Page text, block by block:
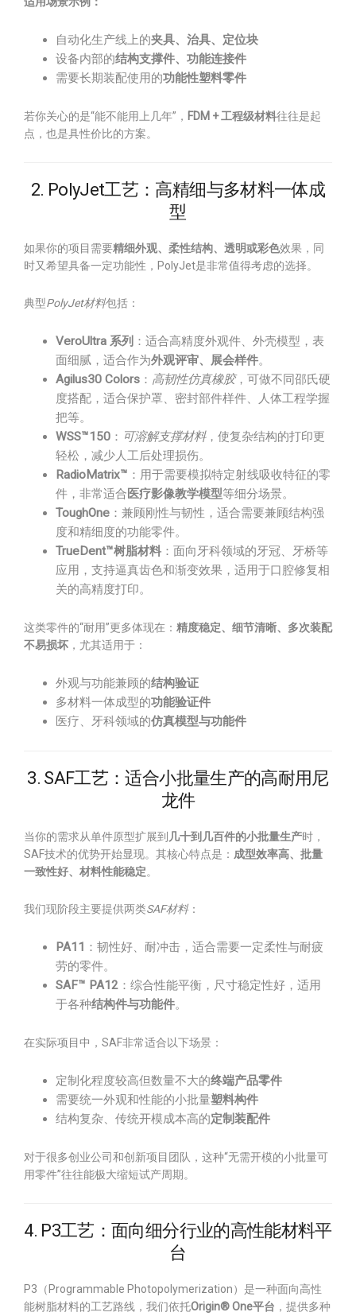
自动化生产线上的夹具、治具、定位块
设备内部的结构支撑件、功能连接件
需要长期装配使用的功能性塑料零件
若你关心的是“能不能用上几年”， FDM + 工程级材料往往是起
点，也是具性价比的方案。
2. PolyJet工艺：高精细与多材料一体成
型
如果你的项目需要精细外观、柔性结构、透明或彩色效果，同
时又希望具备一定功能性，PolyJet是非常值得考虑的选择。
典型PolyJet材料包括：
VeroUltra 系列 ：适合高精度外观件、外壳模型，表
面细腻，适合作为外观评审、展会样件。
Agilus30 Colors ： 高韧性仿真橡胶，可做不同邵氏硬
度搭配，适合保护罩、密封部件样件、人体工程学握
把等。
WSS™150 ： 可溶解支撑材料，使复杂结构的打印更
轻松，减少人工后处理损伤。
RadioMatrix™ ：用于需要模拟特定射线吸收特征的零
件，非常适合医疗影像教学模型等细分场景。
ToughOne ：兼顾刚性与韧性，适合需要兼顾结构强
度和精细度的功能零件。
TrueDent™树脂材料 ：面向牙科领域的牙冠、牙桥等
应用，支持逼真齿色和渐变效果，适用于口腔修复相
关的高精度打印。
这类零件的“耐用”更多体现在： 精度稳定、细节清晰、多次装配
不易损坏 ，尤其适用于：
外观与功能兼顾的结构验证
多材料一体成型的功能验证件
医疗、牙科领域的仿真模型与功能件
3. SAF工艺：适合小批量生产的高耐用尼
龙件
当你的需求从单件原型扩展到 几十到几百件的小批量生产时，
SAF技术的优势开始显现。其核心特点是： 成型效率高、批量
一致性好、材料性能稳定。
我们现阶段主要提供两类SAF材料：
PA11 ：韧性好、耐冲击，适合需要一定柔性与耐疲
劳的零件。
SAF™ PA12 ：综合性能平衡，尺寸稳定性好，适用
于各种结构件与功能件。
在实际项目中，SAF非常适合以下场景：
定制化程度较高但数量不大的终端产品零件
需要统一外观和性能的小批量塑料构件
结构复杂、传统开模成本高的定制装配件
对于很多创业公司和创新项目团队，这种“无需开模的小批量可
用零件”往往能极大缩短试产周期。
4. P3工艺：面向细分行业的高性能材料平
台
P3（Programmable Photopolymerization）是一种面向高性
能树脂材料的工艺路线，我们依托Origin® One平台 ，提供多种